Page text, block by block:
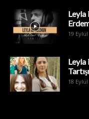
Leyla
19
Leyla
18